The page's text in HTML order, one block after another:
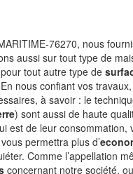
76270, nous
aussi sur tout type de
tout autre type de
nous confiant vos
à savoir : le
) sont aussi de haute
est de leur consommation,
permettra plus d’
Comme l’appellation
concernant notre société,